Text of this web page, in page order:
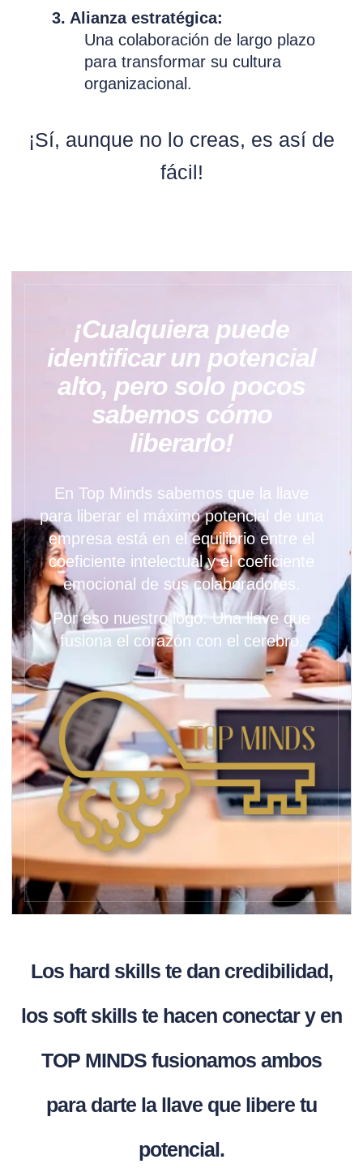
3. Alianza estratégica:
Una colaboración de largo plazo
para transformar su cultura
organizacional.
¡Sí, aunque no lo creas, es así de
fácil!
¡Cualquiera puede
identificar un potencial
alto, pero solo pocos
sabemos cómo
liberarlo!
En Top Minds sabemos que la llave
para liberar el máximo potencial de una
empresa está en el equilibrio entre el
coeficiente intelectual y el coeficiente
emocional de sus colaboradores.
Por eso nuestro logo: Una llave que
fusiona el corazón con el cerebro.
Los hard skills te dan credibilidad,
los soft skills te hacen conectar y en
TOP MINDS fusionamos ambos
para darte la llave que libere tu
potencial.